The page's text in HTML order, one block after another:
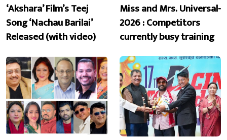
‘Akshara’ Film’s Teej
Song ‘Nachau Barilai’
Released (with video)
Miss and Mrs. Universal-
2026 : Competitors
currently busy training